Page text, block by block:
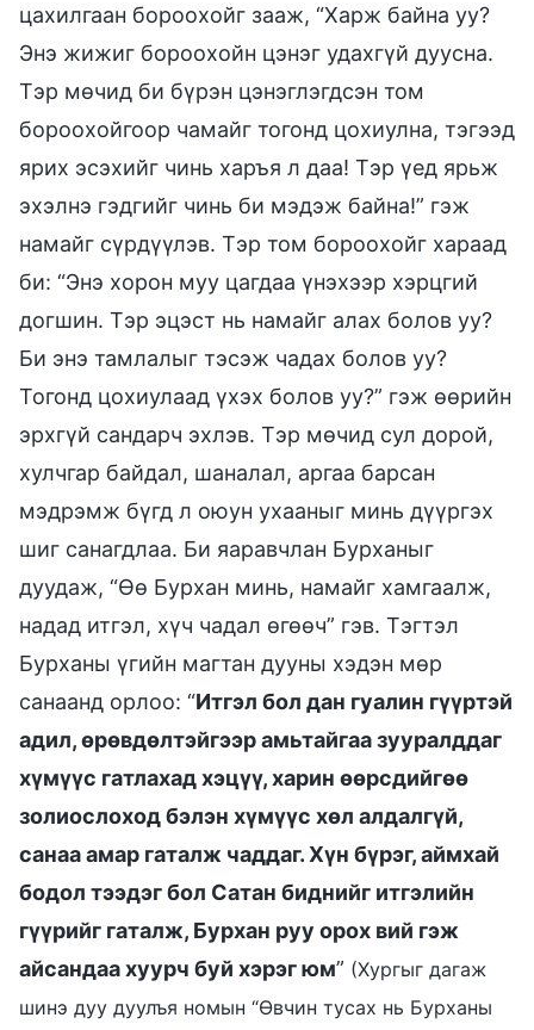
цахилгаан бороохойг зааж, “Харж байна уу?
Энэ жижиг бороохойн цэнэг удахгүй дуусна.
Тэр мөчид би бүрэн цэнэглэгдсэн том
бороохойгоор чамайг тогонд цохиулна, тэгээд
ярих эсэхийг чинь харъя л даа! Тэр үед ярьж
эхэлнэ гэдгийг чинь би мэдэж байна!” гэж
намайг сүрдүүлэв. Тэр том бороохойг хараад
би: “Энэ хорон муу цагдаа үнэхээр хэрцгий
догшин. Тэр эцэст нь намайг алах болов уу?
Би энэ тамлалыг тэсэж чадах болов уу?
Тогонд цохиулаад үхэх болов уу?” гэж өөрийн
эрхгүй сандарч эхлэв. Тэр мөчид сул дорой,
хулчгар байдал, шаналал, аргаа барсан
мэдрэмж бүгд л оюун ухааныг минь дүүргэх
шиг санагдлаа. Би яаравчлан Бурханыг
дуудаж, “Өө Бурхан минь, намайг хамгаалж,
надад итгэл, хүч чадал өгөөч” гэв. Тэгтэл
Бурханы үгийн магтан дууны хэдэн мөр
санаанд орлоо: “Итгэл бол дан гуалин гүүртэй
адил, өрөвдөлтэйгээр амьтайгаа зууралддаг
хүмүүс гатлахад хэцүү, харин өөрсдийгөө
золиослоход бэлэн хүмүүс хөл алдалгүй,
санаа амар гаталж чаддаг. Хүн бүрэг, аймхай
бодол тээдэг бол Сатан биднийг итгэлийн
гүүрийг гаталж, Бурхан руу орох вий гэж
айсандаа хуурч буй хэрэг юм” (Хургыг дагаж
шинэ дуу дуулъя номын “Өвчин тусах нь Бурханы